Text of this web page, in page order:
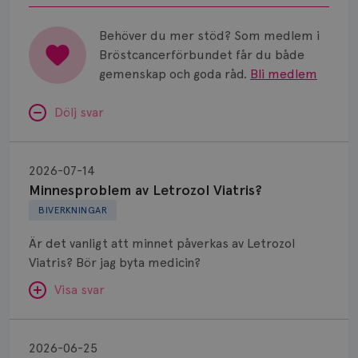
Universitetssjukhus i Umeå.
Behöver du mer stöd? Som medlem i
Bröstcancerförbundet får du både
gemenskap och goda råd. Bli medlem
Dölj svar
BIVERKNINGAR
Minnesproblem av Letrozol Viatris?
2026-07-14
Är det vanligt att minnet påverkas av Letrozol
Viatris? Bör jag byta medicin?
Visa svar
SVAR:
Letrozol
Viatris?
2026-06-25
kring